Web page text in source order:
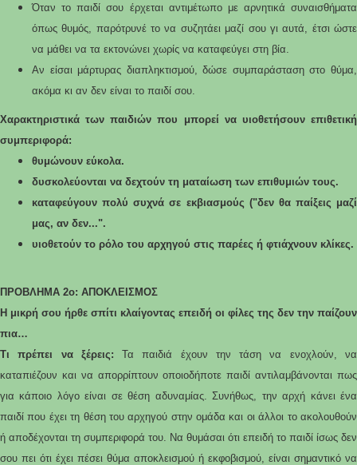
Όταν το παιδί σου έρχεται αντιμέτωπο με αρνητικά συναισθήματα
όπως θυμός, παρότρυνέ το να συζητάει μαζί σου γι αυτά, έτσι ώστε
να μάθει να τα εκτονώνει χωρίς να καταφεύγει στη βία.
Αν είσαι μάρτυρας διαπληκτισμού, δώσε συμπαράσταση στο θύμα,
ακόμα κι αν δεν είναι το παιδί σου.
Χαρακτηριστικά των παιδιών που μπορεί να υιοθετήσουν επιθετική
συμπεριφορά:
θυμώνουν εύκολα.
δυσκολεύονται να δεχτούν τη ματαίωση των επιθυμιών τους.
καταφεύγουν πολύ συχνά σε εκβιασμούς ("δεν θα παίξεις μαζί
μας, αν δεν...".
υιοθετούν το ρόλο του αρχηγού στις παρέες ή φτιάχνουν κλίκες.
ΠΡΟΒΛΗΜΑ 2ο: ΑΠΟΚΛΕΙΣΜΟΣ
Η μικρή σου ήρθε σπίτι κλαίγοντας επειδή οι φίλες της δεν την παίζουν
πια…
Τι πρέπει να ξέρεις: Τα παιδιά έχουν την τάση να ενοχλούν, να
καταπιέζουν και να απορρίπτουν οποιοδήποτε παιδί αντιλαμβάνονται πως
για κάποιο λόγο είναι σε θέση αδυναμίας. Συνήθως, την αρχή κάνει ένα
παιδί που έχει τη θέση του αρχηγού στην ομάδα και οι άλλοι το ακολουθούν
ή αποδέχονται τη συμπεριφορά του. Να θυμάσαι ότι επειδή το παιδί ίσως δεν
σου πει ότι έχει πέσει θύμα αποκλεισμού ή εκφοβισμού, είναι σημαντικό να